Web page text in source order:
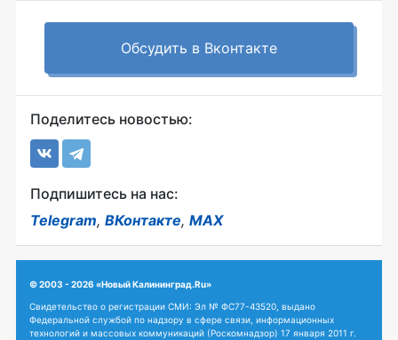
Обсудить в Вконтакте
Поделитесь новостью:
Подпишитесь на нас:
Telegram, ВКонтакте, MAX
© 2003 - 2026 «Новый Калининград.Ru»
Свидетельство о регистрации СМИ: Эл № ФС77-43520, выдано
Федеральной службой по надзору в сфере связи, информационных
технологий и массовых коммуникаций (Роскомнадзор) 17 января 2011 г.